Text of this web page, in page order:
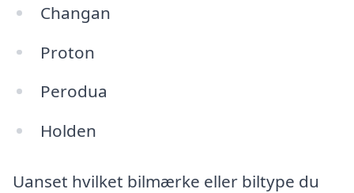
Changan
Proton
Perodua
Holden
Uanset hvilket bilmærke eller biltype du